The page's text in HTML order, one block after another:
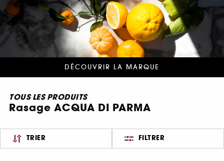
DÉCOUVRIR LA MARQUE
TOUS LES PRODUITS
Rasage ACQUA DI PARMA
TRIER FILTRER